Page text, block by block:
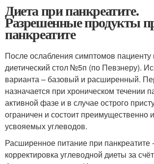
Диета при панкреатите.
Разрешенные продукты
панкреатите
После ослабления симптомов пациенту
диетический стол №5п (по Певзнеру).
варианта – базовый и расширенный.
назначается при хроническом течении
активной фазе и в случае острого
ограничен и состоит преимущественно
усвояемых углеводов.
Расширенное питание при панкреатите
корректировка углеводной диеты за